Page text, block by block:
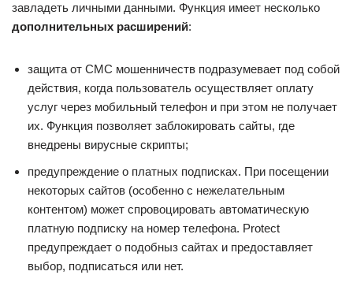
завладеть личными данными. Функция имеет несколько
дополнительных расширений:
защита от СМС мошенничеств подразумевает под собой
действия, когда пользователь осуществляет оплату
услуг через мобильный телефон и при этом не получает
их. Функция позволяет заблокировать сайты, где
внедрены вирусные скрипты;
предупреждение о платных подписках. При посещении
некоторых сайтов (особенно с нежелательным
контентом) может спровоцировать автоматическую
платную подписку на номер телефона. Protect
предупреждает о подобныз сайтах и предоставляет
выбор, подписаться или нет.